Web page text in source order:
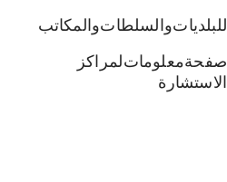
للبلديات والسلطات والمكاتب
صفحة معلومات لمراكز
الاستشارة